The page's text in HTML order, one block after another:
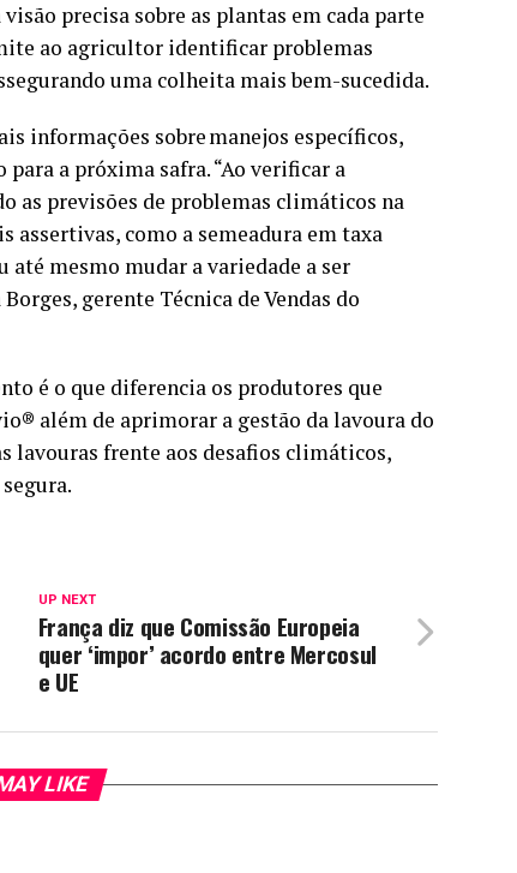
precisa sobre as plantas em cada parte
ao agricultor identificar problemas
uma colheita mais bem-sucedida.
informações sobre manejos específicos,
a próxima safra. “Ao verificar a
as previsões de problemas climáticos na
assertivas, como a semeadura em taxa
mesmo mudar a variedade a ser
gerente Técnica de Vendas do
é o que diferencia os produtores que
além de aprimorar a gestão da lavoura do
lavouras frente aos desafios climáticos,
UP NEXT
França diz que Comissão Europeia
quer ‘impor’ acordo entre Mercosul
e UE
LIKE